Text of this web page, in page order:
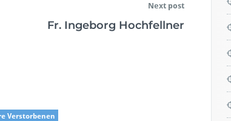
Next post
Fr. Ingeborg Hochfellner
Verstorbenen